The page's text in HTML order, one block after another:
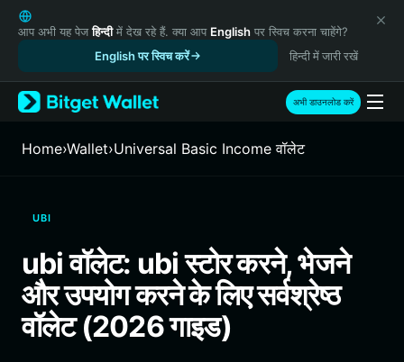
English
日本語
Русский
Español (Latinoamérica)
Türkçe
Italiano
繁體中文
Português (Portugal)
Bahasa Indonesia
ภาษาไทย
आप अभी यह पेजहिन्दीमें देख रहे हैं. क्या आप English पर स्विच करना चाहेंगे?
English पर स्विच करें
हिन्दी में जारी रखें
अभी डाउनलोड करें
Home›Wallet›Universal Basic Income वॉलेट
UBI
ubi वॉलेट: ubi स्टोर करने, भेजने
और उपयोग करने के लिए सर्वश्रेष्ठ
वॉलेट (2026 गाइड)